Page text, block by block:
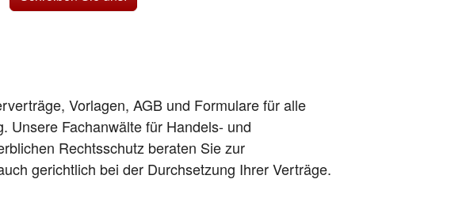
Vorlagen, AGB und Formulare für alle
Unsere Fachanwälte für Handels- und
Rechtsschutz beraten Sie zur
gerichtlich bei der Durchsetzung Ihrer Verträge.